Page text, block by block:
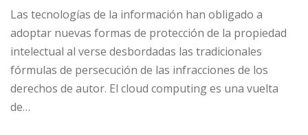
Las tecnologías de la información han obligado a
adoptar nuevas formas de protección de la propiedad
intelectual al verse desbordadas las tradicionales
fórmulas de persecución de las infracciones de los
derechos de autor. El cloud computing es una vuelta
de…